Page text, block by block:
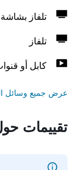
تلفاز
تلفاز
كابل أو
عرض جميع وسائل
تقييمات